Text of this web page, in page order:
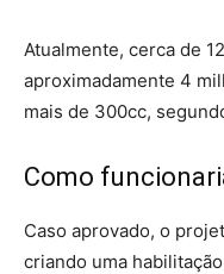
Atualmente, cerca de
aproximadamente 4
mais de 300cc,
Como
Caso aprovado, o
criando uma